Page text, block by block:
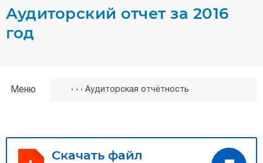
Аудиторский отчет за 2016
год
Меню
Скачать файл